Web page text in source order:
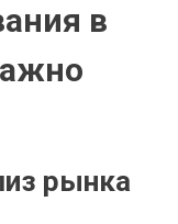
в
рынка